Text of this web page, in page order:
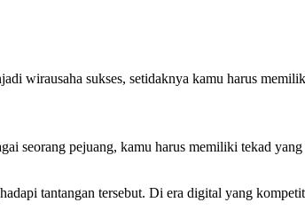
wirausaha sukses, setidaknya kamu harus
seorang pejuang, kamu harus memiliki tekad
tantangan tersebut. Di era digital yang